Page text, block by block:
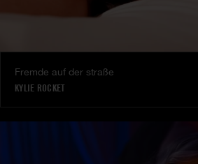
Fremde auf der straße
KYLIE ROCKET